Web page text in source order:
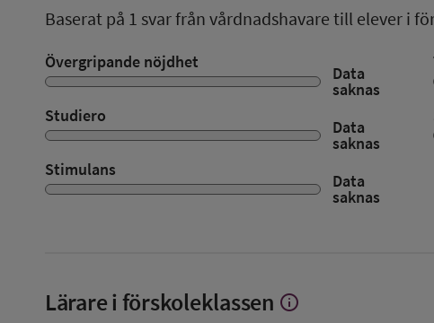
Baserat på 1 svar från vårdnadshavare till elever i
Övergripande nöjdhet
Data
saknas
Studiero
Data
saknas
Stimulans
Data
saknas
Lärare i förskoleklassen Visa
info